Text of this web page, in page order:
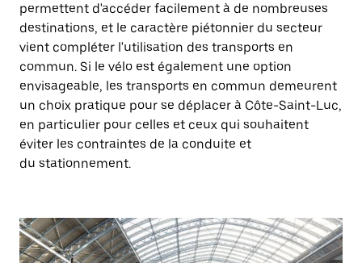
permettent d'accéder facilement à de nombreuses
destinations, et le caractère piétonnier du secteur
vient compléter l'utilisation des transports en
commun. Si le vélo est également une option
envisageable, les transports en commun demeurent
un choix pratique pour se déplacer à Côte-Saint-Luc,
en particulier pour celles et ceux qui souhaitent
éviter les contraintes de la conduite et
du stationnement.